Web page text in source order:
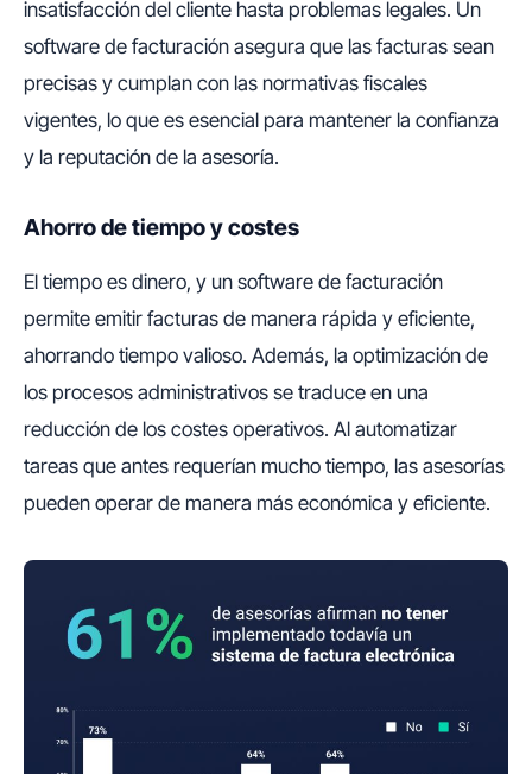
insatisfacción del cliente hasta problemas legales. Un
software de facturación asegura que las facturas sean
precisas y cumplan con las normativas fiscales
vigentes, lo que es esencial para mantener la confianza
y la reputación de la asesoría.
Ahorro de tiempo y costes
El tiempo es dinero, y un software de facturación
permite emitir facturas de manera rápida y eficiente,
ahorrando tiempo valioso. Además, la optimización de
los procesos administrativos se traduce en una
reducción de los costes operativos. Al automatizar
tareas que antes requerían mucho tiempo, las asesorías
pueden operar de manera más económica y eficiente.